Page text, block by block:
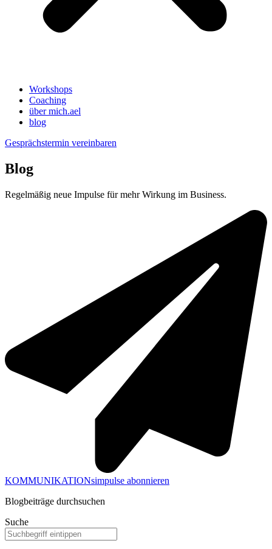
Workshops
Coaching
über mich.ael
blog
Gesprächstermin vereinbaren
Blog
Regelmäßig neue Impulse für mehr Wirkung im Business.
KOMMUNIKATIONsimpulse abonnieren
Blogbeiträge durchsuchen
Suche